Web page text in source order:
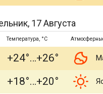
17 Августа
Температура, °C
+24° +26°
+18° +20°